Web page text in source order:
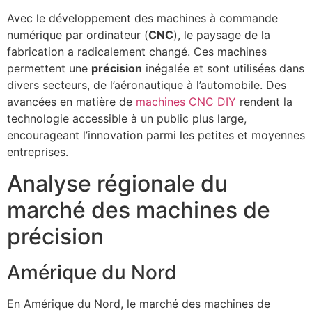
Avec le développement des machines à commande
numérique par ordinateur (CNC), le paysage de la
fabrication a radicalement changé. Ces machines
permettent une précision inégalée et sont utilisées dans
divers secteurs, de l’aéronautique à l’automobile. Des
avancées en matière de machines CNC DIY rendent la
technologie accessible à un public plus large,
encourageant l’innovation parmi les petites et moyennes
entreprises.
Analyse régionale du
marché des machines de
précision
Amérique du Nord
En Amérique du Nord, le marché des machines de